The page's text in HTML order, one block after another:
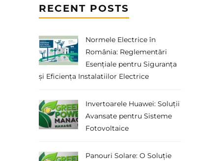
RECENT POSTS
Normele Electrice în
România: Reglementări
Esențiale pentru Siguranța
și Eficiența Instalatiilor Electrice
Invertoarele Huawei: Soluții
Avansate pentru Sisteme
Fotovoltaice
Panouri Solare: O Soluție